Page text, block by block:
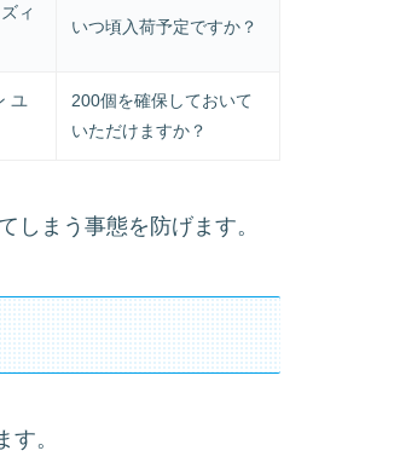
ィ
いつ頃入荷予定ですか？
ユ
200個を確保しておいて
いただけますか？
しまう事態を防げます。
。